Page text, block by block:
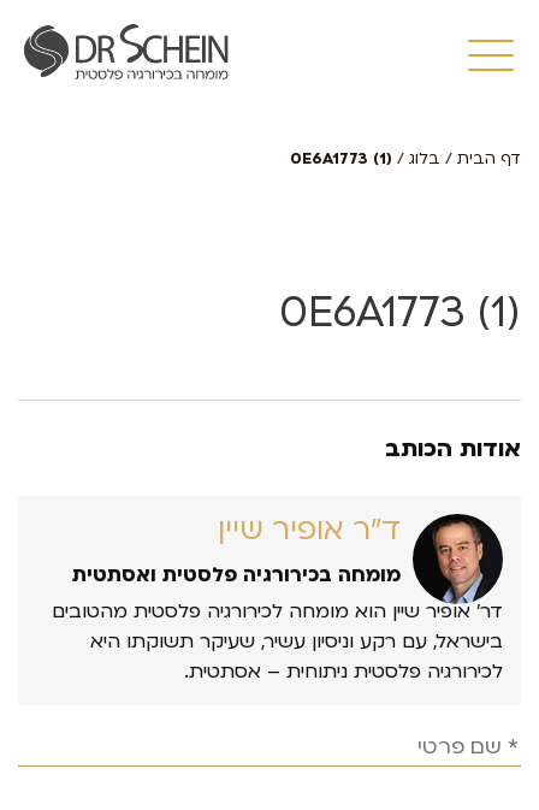
דף הבית / בלוג /
0E6A1773 (1)
0E6A1773 (1)
אודות הכותב
ד״ר אופיר שיין
מומחה בכירורגיה פלסטית ואסתטית
דר’ אופיר שיין הוא מומחה לכירורגיה פלסטית מהטובים
בישראל, עם רקע וניסיון עשיר, שעיקר תשוקתו היא
לכירורגיה פלסטית ניתוחית – אסתטית.